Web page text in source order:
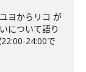
ヨからリコ が
について語り
24:00で